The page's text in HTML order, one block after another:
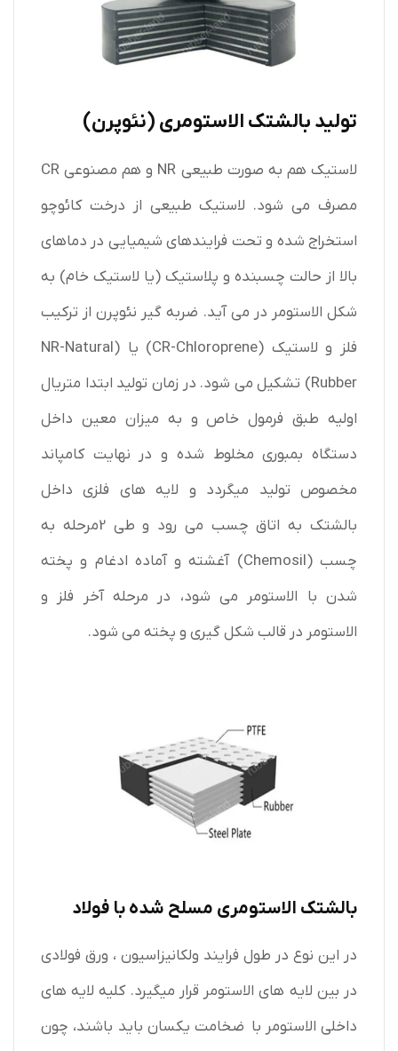
تولید بالشتک الاستومری (نئوپرن)
لاستیک هم به صورت طبیعی NR و هم مصنوعی CR
مصرف می شود. لاستیک طبیعی از درخت کائوچو
استخراج شده و تحت فرایندهای شیمیایی در دماهای
بالا از حالت چسبنده و پلاستیک (یا لاستیک خام) به
شکل الاستومر در می آید. ضربه گیر نئوپرن از ترکیب
فلز و لاستیک (CR-Chloroprene) یا (NR-Natural
Rubber) تشکیل می شود. در زمان تولید ابتدا متریال
اولیه طبق فرمول خاص و به میزان معین داخل
دستگاه بمبوری مخلوط شده و در نهایت کامپاند
مخصوص تولید میگردد و لایه های فلزی داخل
بالشتک به اتاق چسب می رود و طی 2مرحله به
چسب (Chemosil) آغشته و آماده ادغام و پخته
شدن با الاستومر می شود، در مرحله آخر فلز و
الاستومر در قالب شکل گیری و پخته می شود.
بالشتک الاستومری مسلح شده با فولاد
در این نوع در طول فرایند ولکانیزاسیون ، ورق فولادی
در بین لایه های الاستومر قرار میگیرد. کلیه لایه های
داخلی الاستومر با ضخامت یکسان باید باشند، چون